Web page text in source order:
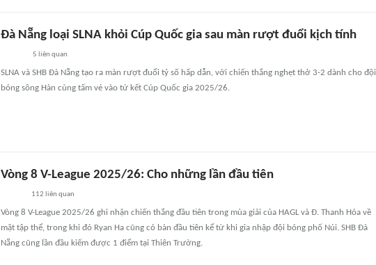
Đà Nẵng loại SLNA khỏi Cúp Quốc gia sau màn rượt đuổi kịch tính
5 liên quan
SLNA và SHB Đà Nẵng tạo ra màn rượt đuổi tỷ số hấp dẫn, với chiến thắng nghẹt thở 3-2 dành cho đội
bóng sông Hàn cùng tấm vé vào tứ kết Cúp Quốc gia 2025/26.
Vòng 8 V-League 2025/26: Cho những lần đầu tiên
112 liên quan
Vòng 8 V-League 2025/26 ghi nhận chiến thắng đầu tiên trong mùa giải của HAGL và Đ. Thanh Hóa về
mặt tập thể, trong khi đó Ryan Ha cũng có bàn đầu tiên kể từ khi gia nhập đội bóng phố Núi. SHB Đà
Nẵng cũng lần đầu kiếm được 1 điểm tại Thiên Trường.